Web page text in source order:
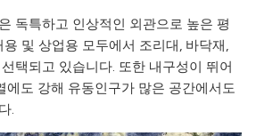
독특하고 인상적인 외관으로 높은 평
및 상업용 모두에서 조리대, 바닥재,
택되고 있습니다. 또한 내구성이 뛰어
에도 강해 유동인구가 많은 공간에서도
.